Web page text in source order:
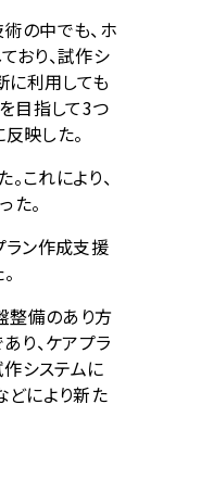
の中でも、ホ
おり、試作シ
に利用しても
目指して3つ
映した。
これにより、
た。
ラン作成支援
整備のあり方
り、ケアプラ
作システムに
どにより新た